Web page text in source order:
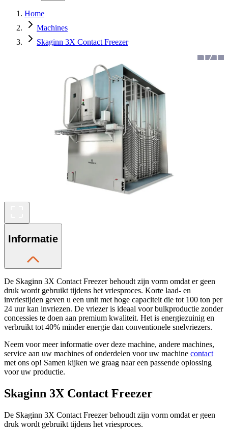
Home
Machines
Skaginn 3X Contact Freezer
1/1
Informatie
De Skaginn 3X Contact Freezer behoudt zijn vorm omdat er geen
druk wordt gebruikt tijdens het vriesproces. Korte laad- en
invriestijden geven u een unit met hoge capaciteit die tot 100 ton per
24 uur kan invriezen. De vriezer is ideaal voor bulkproductie zonder
concessies te doen aan premium kwaliteit. Het is energiezuinig en
verbruikt tot 40% minder energie dan conventionele snelvriezers.
Neem voor meer informatie over deze machine, andere machines,
service aan uw machines of onderdelen voor uw machine contact
met ons op! Samen kijken we graag naar een passende oplossing
voor uw productie.
Skaginn 3X Contact Freezer
De Skaginn 3X Contact Freezer behoudt zijn vorm omdat er geen
druk wordt gebruikt tijdens het vriesproces.